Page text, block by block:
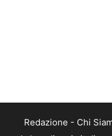
Redazione - Chi